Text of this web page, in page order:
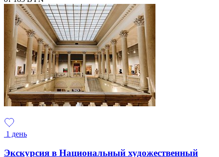
1 день
Экскурсия в Национальный художественный